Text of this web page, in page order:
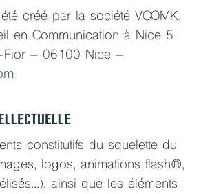
créé par la société VCOMK,
en Communication à Nice 5
Fior – 06100 Nice –
constitutifs du squelette du
logos, animations flash®,
ainsi que les éléments